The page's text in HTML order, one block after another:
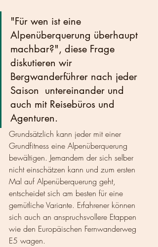
"Für wen ist eine
Alpenüberquerung überhaupt
machbar?", diese Frage
diskutieren wir
Bergwanderführer nach jeder
Saison  untereinander und
auch mit Reisebüros und
Agenturen.
Grundsätzlich kann jeder mit einer
Grundfitness eine Alpenüberquerung
bewältigen. Jemandem der sich selber
nicht einschätzen kann und zum ersten
Mal auf Alpenüberquerung geht,
entscheidet sich am besten für eine
gemütliche Variante. Erfahrener können
sich auch an anspruchsvollere Etappen
wie den Europäischen Fernwanderweg
E5 wagen.